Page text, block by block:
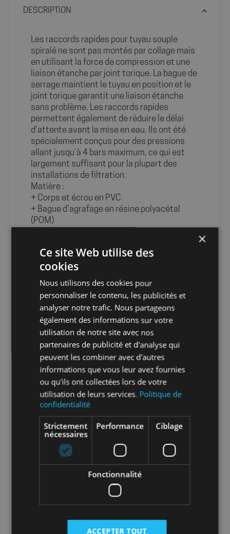
DESCRIPTION
Les raccords rapides pour tuyau souple
spiralé ne sont pas montés par collage mais
en utilisant la force de compression et une
liaison étanche par joint torique. La bague de
serrage maintient le tuyau en position et le
joint torique garantit une liaison étanche
sans problème. Les raccords rapides
permettent également de réduire le délai
d’attente avant la mise en eau. Ils ont été
spécialement conçus pour des pressions
allant jusqu’à 4 bars maximum, ce qui est
largement suffisant pour la plupart des
installations de filtration.
Matière :
+ Corps et écrou en PVC
+ Bague d’agrafage en résine polyacétal
(POM)
Info-tri EMBALLAGE :
En savoir plus sur le tri de nos emballages et
de nos produits
Packaging sans packaging
Nombre par
unité
1
Nombre par
carton
1450
×
Ce site Web utilise des
cookies
Nous utilisons des cookies pour
personnaliser le contenu, les publicités et
analyser notre trafic. Nous partageons
également des informations sur votre
utilisation de notre site avec nos
partenaires de publicité et d'analyse qui
peuvent les combiner avec d'autres
informations que vous leur avez fournies
ou qu'ils ont collectées lors de votre
utilisation de leurs services. Politique de
confidentialité
Strictement
nécessaires
Performance Ciblage
Fonctionnalité
ACCEPTER TOUT